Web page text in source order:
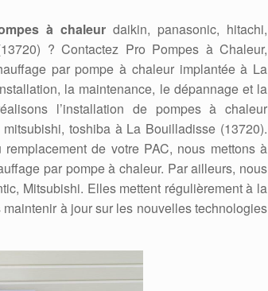
à chaleurdaikin, panasonic, hitachi,
? Contactez Pro Pompes à Chaleur,
par pompe à chaleur implantée à La
la maintenance, le dépannage et la
l’installation de pompes à chaleur
toshiba à La Bouilladisse (13720).
de votre PAC, nous mettons à
par pompe à chaleur. Par ailleurs, nous
Mitsubishi. Elles mettent régulièrement à la
à jour sur les nouvelles technologies